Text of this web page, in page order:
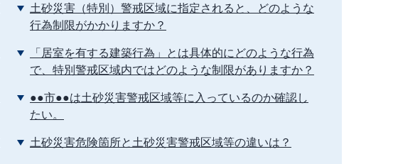
土砂災害（特別）警戒区域に指定されると、どのような
行為制限がかかりますか？
「居室を有する建築行為」とは具体的にどのような行為
で、特別警戒区域内ではどのような制限がありますか？
●●市●●は土砂災害警戒区域等に入っているのか確認し
たい。
土砂災害危険箇所と土砂災害警戒区域等の違いは？